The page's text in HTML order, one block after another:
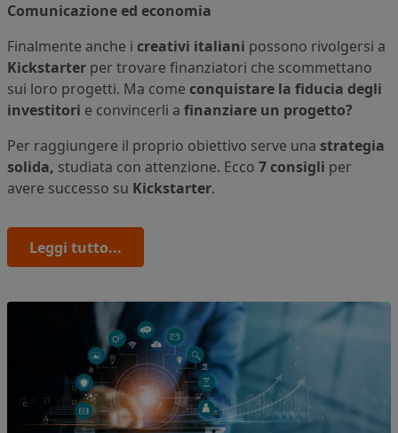
Comunicazione ed economia
Finalmente anche i creativi italiani possono rivolgersi a
Kickstarter per trovare finanziatori che scommettano
sui loro progetti. Ma come conquistare la fiducia degli
investitori e convincerli a finanziare un progetto?
Per raggiungere il proprio obiettivo serve una strategia
solida, studiata con attenzione. Ecco 7 consigli per
avere successo su Kickstarter.
Leggi tutto...